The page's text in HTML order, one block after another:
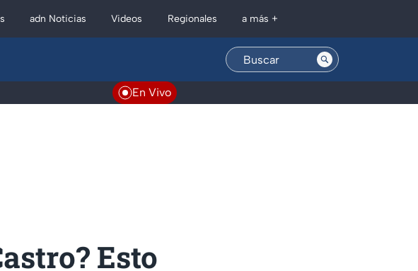
adn Noticias Videos Regionales a más +
En Vivo
Esto